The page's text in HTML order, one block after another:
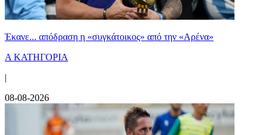
Έκανε... απόδραση η «συγκάτοικος» από την «Αρένα»
Α ΚΑΤΗΓΟΡΙΑ
|
08-08-2026